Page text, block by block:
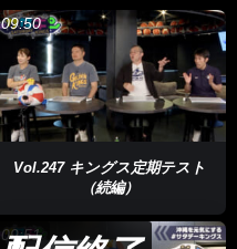
09:50
Vol.247 キングス定期テスト
（続編）
09:51